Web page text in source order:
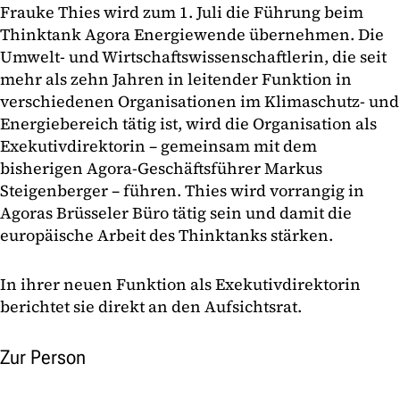
Frauke Thies wird zum 1. Juli die Führung beim
Thinktank Agora Energiewende übernehmen. Die
Umwelt- und Wirtschaftswissenschaftlerin, die seit
mehr als zehn Jahren in leitender Funktion in
verschiedenen Organisationen im Klimaschutz- und
Energiebereich tätig ist, wird die Organisation als
Exekutivdirektorin – gemeinsam mit dem
bisherigen Agora-Geschäftsführer Markus
Steigenberger – führen. Thies wird vorrangig in
Agoras Brüsseler Büro tätig sein und damit die
europäische Arbeit des Thinktanks stärken.
In ihrer neuen Funktion als Exekutivdirektorin
berichtet sie direkt an den Aufsichtsrat.
Zur Person